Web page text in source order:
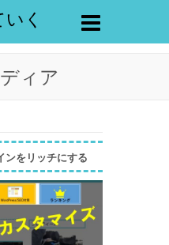
く
ィア
ンをリッチにする